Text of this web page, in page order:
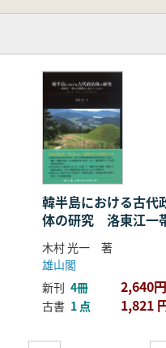
韓半島における古代
体の研究 洛東江一
古墳群から見えてく
の
木村 光一 著
雄山閣
新刊 4冊 2,640円
古書 1 点 1,821